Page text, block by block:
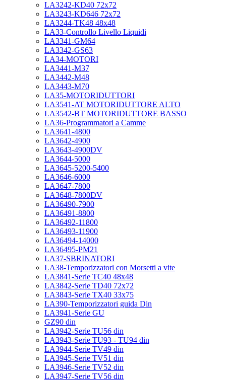
LA3242-KD40 72x72
LA3243-KD646 72x72
LA3244-TK48 48x48
LA33-Controllo Livello Liquidi
LA3341-GM64
LA3342-GS63
LA34-MOTORI
LA3441-M37
LA3442-M48
LA3443-M70
LA35-MOTORIDUTTORI
LA3541-AT MOTORIDUTTORE ALTO
LA3542-BT MOTORIDUTTORE BASSO
LA36-Programmatori a Camme
LA3641-4800
LA3642-4900
LA3643-4900DV
LA3644-5000
LA3645-5200-5400
LA3646-6000
LA3647-7800
LA3648-7800DV
LA36490-7900
LA36491-8800
LA36492-11800
LA36493-11900
LA36494-14000
LA36495-PM21
LA37-SBRINATORI
LA38-Temporizzatori con Morsetti a vite
LA3841-Serie TC40 48x48
LA3842-Serie TD40 72x72
LA3843-Serie TX40 33x75
LA390-Temporizzatori guida Din
LA3941-Serie GU
GZ90 din
LA3942-Serie TU56 din
LA3943-Serie TU93 - TU94 din
LA3944-Serie TV49 din
LA3945-Serie TV51 din
LA3946-Serie TV52 din
LA3947-Serie TV56 din